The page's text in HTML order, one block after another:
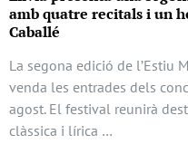
amb quatre recitals i un
Caballé
La segona edició de l’Estiu
venda les entrades dels
agost. El festival reunirà
clàssica i lírica …